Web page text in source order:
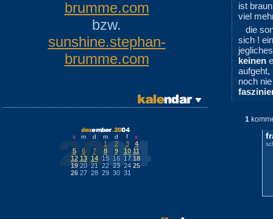
brumme.com
bzw.
sunshine.stephan-
brumme.com
s m d m d f s
1 2 3
4
5
6 7 8 9 10 11
12 13 14 15 16 17 18
19 20 21 22 23 24 25
26 27 28 29 30 31
ist
viel
die
sich !
keinen
noch
1